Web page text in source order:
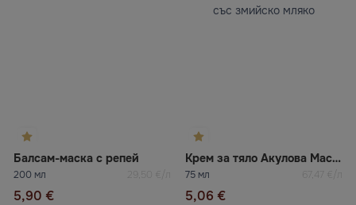
Балсам-маска с репей
200 мл 29,50 €/л
5,90 €
Крем за тяло Акулова Мас със змийско мляко
75 мл 67,47 €/л
5,06 €